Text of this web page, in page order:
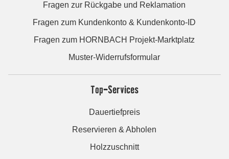
Fragen zur Rückgabe und Reklamation
Fragen zum Kundenkonto & Kundenkonto-ID
Fragen zum HORNBACH Projekt-Marktplatz
Muster-Widerrufsformular
Top-Services
Dauertiefpreis
Reservieren & Abholen
Holzzuschnitt